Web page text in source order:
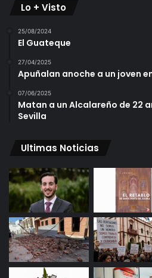
Lo + Visto
25/08/2024
El Guateque
27/04/2025
Apuñalan anoche a un joven
07/06/2025
Matan a un Alcalareño de 22
Sevilla
Ultimas Noticias